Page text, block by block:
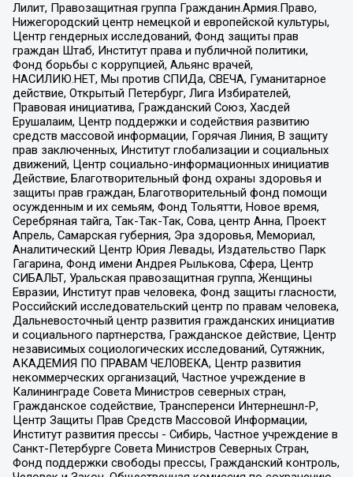
Лилит, Правозащитная группа Гражданин.Армия.Право,
Нижегородский центр немецкой и европейской культуры,
Центр гендерных исследований, Фонд защиты прав
граждан Штаб, Институт права и публичной политики,
Фонд борьбы с коррупцией, Альянс врачей,
НАСИЛИЮ.НЕТ, Мы против СПИДа, СВЕЧА, Гуманитарное
действие, Открытый Петербург, Лига Избирателей,
Правовая инициатива, Гражданский Союз, Хасдей
Ерушалаим, Центр поддержки и содействия развитию
средств массовой информации, Горячая Линия, В защиту
прав заключенных, Институт глобализации и социальных
движений, Центр социально-информационных инициатив
Действие, Благотворительный фонд охраны здоровья и
защиты прав граждан, Благотворительный фонд помощи
осужденным и их семьям, Фонд Тольятти, Новое время,
Серебряная тайга, Так-Так-Так, Сова, центр Анна, Проект
Апрель, Самарская губерния, Эра здоровья, Мемориал,
Аналитический Центр Юрия Левады, Издательство Парк
Гагарина, Фонд имени Андрея Рылькова, Сфера, Центр
СИБАЛЬТ, Уральская правозащитная группа, Женщины
Евразии, Институт прав человека, Фонд защиты гласности,
Российский исследовательский центр по правам человека,
Дальневосточный центр развития гражданских инициатив
и социального партнерства, Гражданское действие, Центр
независимых социологических исследований, Сутяжник,
АКАДЕМИЯ ПО ПРАВАМ ЧЕЛОВЕКА, Центр развития
некоммерческих организаций, Частное учреждение в
Калининграде Совета Министров северных стран,
Гражданское содействие, Трансперенси Интернешнл-Р,
Центр Защиты Прав Средств Массовой Информации,
Институт развития прессы - Сибирь, Частное учреждение в
Санкт-Петербурге Совета Министров Северных Стран,
Фонд поддержки свободы прессы, Гражданский контроль,